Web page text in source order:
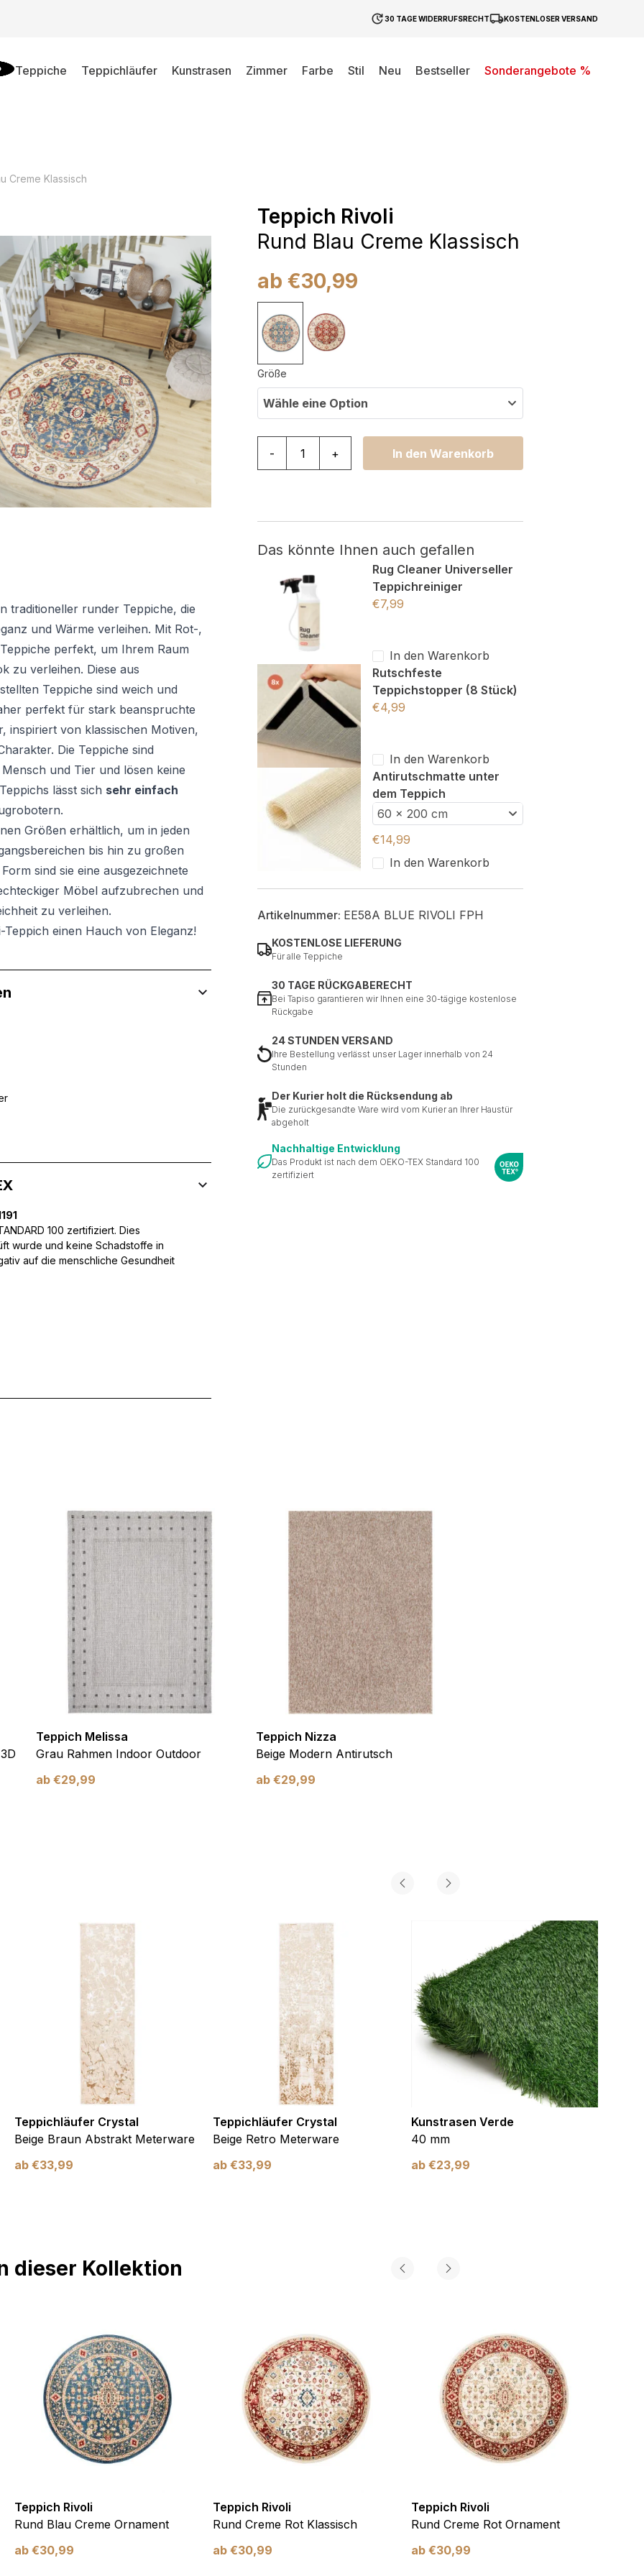
30 TAGE WIDERRUFSRECHT KOSTENLOSER VERSAND
Teppiche Teppichläufer Kunstrasen Zimmer Farbe Stil Neu Bestseller
Sonderangebote %
Creme Klassisch
traditioneller runder Teppiche, die
und Wärme verleihen. Mit Rot-,
perfekt, um Ihrem Raum
zu verleihen. Diese aus
Teppiche sind weich und
perfekt für stark beanspruchte
inspiriert von klassischen Motiven,
Die Teppiche sind
und Tier und lösen keine
lässt sich sehr einfach
Größen erhältlich, um in jeden
bis hin zu großen
sind sie eine ausgezeichnete
Möbel aufzubrechen und
zu verleihen.
Teppich einen Hauch von Eleganz!
Teppich Rivoli
Rund Blau Creme Klassisch
ab €30,99
Größe
Wähle eine Option
- + In den Warenkorb
Das könnte Ihnen auch gefallen
Rug Cleaner Universeller
Teppichreiniger
€7,99
In den Warenkorb
Rutschfeste
Teppichstopper (8 Stück)
€4,99
In den Warenkorb
Antirutschmatte unter
dem Teppich
60 x 200 cm
€14,99
In den Warenkorb
Artikelnummer: EE58A BLUE RIVOLI FPH
KOSTENLOSE LIEFERUNG
Für alle Teppiche
30 TAGE RÜCKGABERECHT
Bei Tapiso garantieren wir Ihnen eine 30-tägige kostenlose
Rückgabe
24 STUNDEN VERSAND
Ihre Bestellung verlässt unser Lager innerhalb von 24
Stunden
Der Kurier holt die Rücksendung ab
Die zurückgesandte Ware wird vom Kurier an Ihrer Haustür
abgeholt
Nachhaltige Entwicklung
Das Produkt ist nach dem OEKO-TEX Standard 100
zertifiziert
100 zertifiziert. Dies
wurde und keine Schadstoffe in
auf die menschliche Gesundheit
Teppich Melissa
Grau Rahmen Indoor Outdoor
ab €29,99
Teppich Nizza
Beige Modern Antirutsch
ab €29,99
Teppichläufer Crystal
Beige Braun Abstrakt Meterware
ab €33,99
Teppichläufer Crystal
Beige Retro Meterware
ab €33,99
Kunstrasen Verde
40 mm
ab €23,99
dieser Kollektion
Teppich Rivoli
Rund Blau Creme Ornament
ab €30,99
Teppich Rivoli
Rund Creme Rot Klassisch
ab €30,99
Teppich Rivoli
Rund Creme Rot Ornament
ab €30,99
Inhalte und Anzeigen zu personalisieren, um Funktionen für soziale Medien anbieten zu
zu analysieren. Außerdem geben wir Informationen über Ihre Verwendung unserer
die Sie ihnen bereitgestellt haben oder die sie im Rahmen Ihrer Nutzung der
Betreibern zu verstehen, wie sich verschiedene Benutzer auf der Website verhalten,
sammeln und melden.
um Benutzer über Websites hinweg zu verfolgen. Das Ziel ist es, Anzeigen
Benutzer relevant und ansprechend sind und somit wertvoller für Herausgeber und
Cookies sind solche, die analysiert werden und noch keiner Kategorie zugeordnet wurden.
Meine Einstellungen speichern